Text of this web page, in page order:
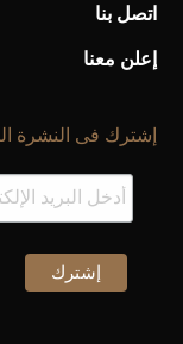
اتصل بنا
إعلن معنا
إشترك فى النشرة